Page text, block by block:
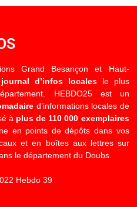
Grand Besançon et Haut-
journal d’infos localesle plus
HEBDO25 est un
d’informations locales de
à plus de 110 000 exemplaires
en points de dépôts dans vos
et en boîtes aux lettres sur
le département du Doubs.
Hebdo 39